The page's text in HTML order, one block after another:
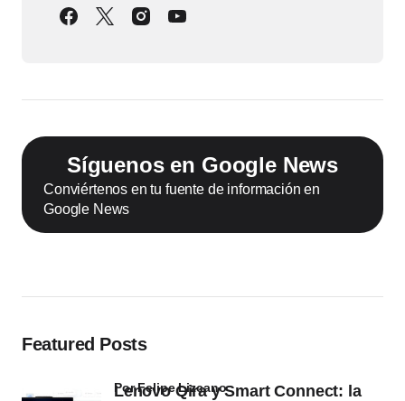
Síguenos en Google News
Conviértenos en tu fuente de información en
Google News
Featured Posts
Lenovo Qira y Smart Connect: la
por Felipe Lizcano